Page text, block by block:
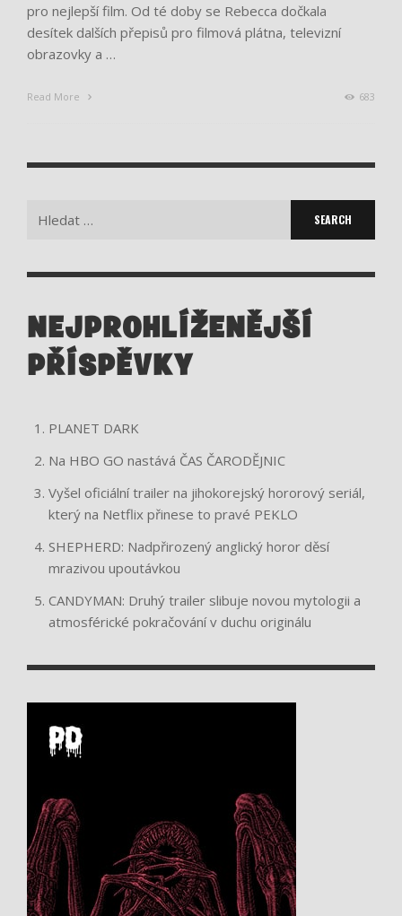
pro nejlepší film. Od té doby se Rebecca dočkala
desítek dalších přepisů pro filmová plátna, televizní
obrazovky a …
Read More 683
NEJPROHLÍŽENĚJŠÍ
PŘÍSPĚVKY
PLANET DARK
Na HBO GO nastává ČAS ČARODĚJNIC
Vyšel oficiální trailer na jihokorejský hororový seriál,
který na Netflix přinese to pravé PEKLO
SHEPHERD: Nadpřirozený anglický horor děsí
mrazivou upoutávkou
CANDYMAN: Druhý trailer slibuje novou mytologii a
atmosférické pokračování v duchu originálu